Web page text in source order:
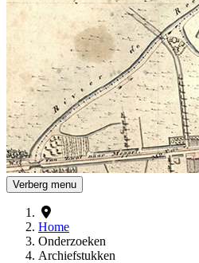
Verberg menu
Home
Onderzoeken
Archiefstukken